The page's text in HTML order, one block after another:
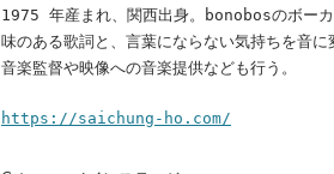
1975 年産まれ、関西出身。bonobosのボー
味のある歌詞と、言葉にならない気持ちを音
音楽監督や映像への音楽提供なども行う。
https://saichung-ho.com/